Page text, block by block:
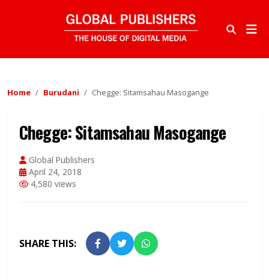
Home Burudani Chegge: Sitamsahau Masogange
Chegge: Sitamsahau Masogange
Global Publishers
April 24, 2018
4,580 views
SHARE THIS: